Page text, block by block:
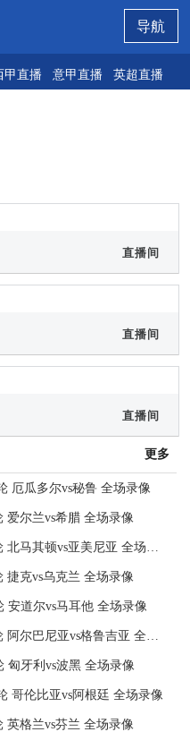
导航
甲直播 意甲直播 英超直播
直播间
直播间
直播间
更多
厄瓜多尔vs秘鲁 全场录像
爱尔兰vs希腊 全场录像
2024年09月11日 欧国联C联赛第2轮 北马其顿vs亚美尼亚 全场录像
捷克vs乌克兰 全场录像
安道尔vs马耳他 全场录像
2024年09月11日 欧国联B联赛第2轮 阿尔巴尼亚vs格鲁吉亚 全场录像
匈牙利vs波黑 全场录像
哥伦比亚vs阿根廷 全场录像
英格兰vs芬兰 全场录像